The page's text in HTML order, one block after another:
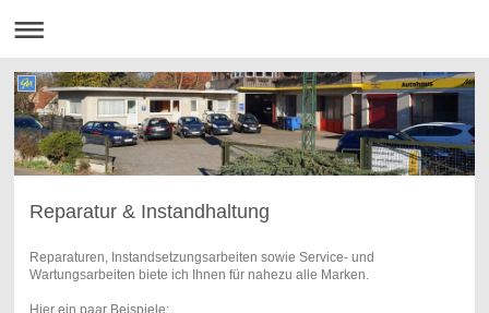
Reparatur & Instandhaltung
Reparaturen, Instandsetzungsarbeiten sowie Service- und
Wartungsarbeiten biete ich Ihnen für nahezu alle Marken.
Hier ein paar Beispiele: